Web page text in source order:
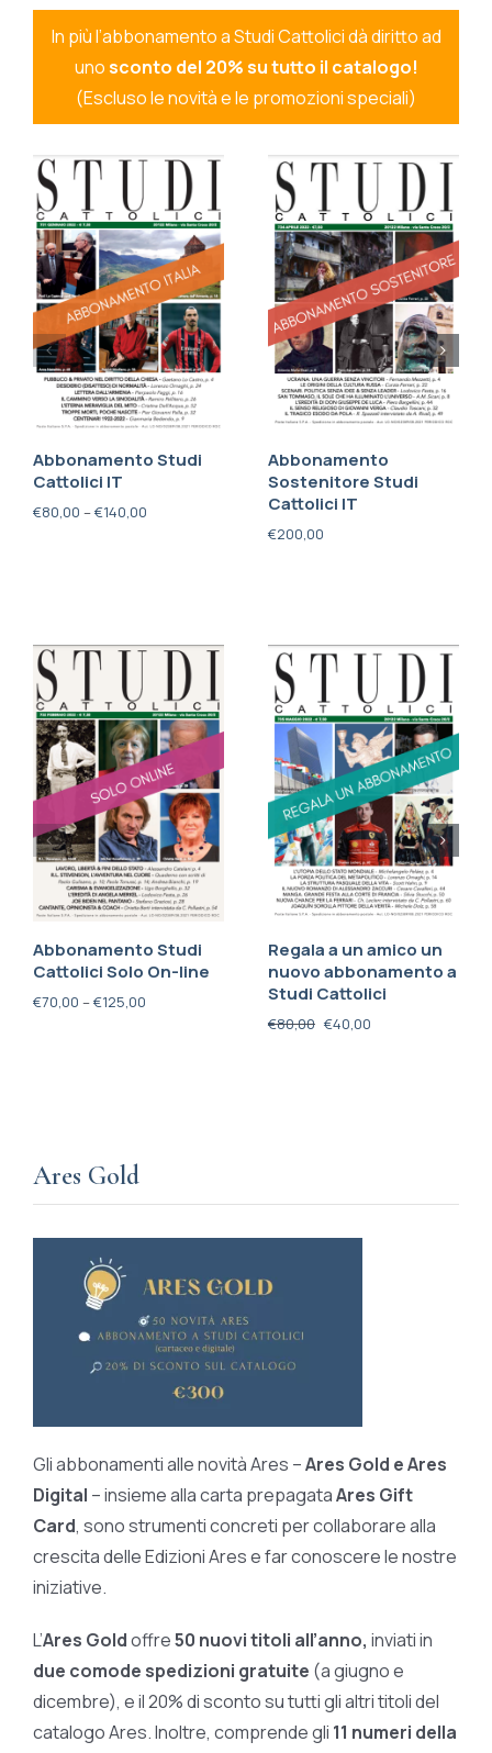
In più l’abbonamento a Studi Cattolici dà diritto ad
unosconto del 20% su tutto il catalogo!
(Escluso le novità e le promozioni speciali)
Abbonamento Studi
Cattolici IT
€80,00 –€140,00
Abbonamento
Sostenitore Studi
Cattolici IT
€200,00
Abbonamento Studi
Cattolici Solo On-line
€70,00 –€125,00
Regala a un amico un
nuovo abbonamento a
Studi Cattolici
€80,00 €40,00
Ares Gold
Gli abbonamenti alle novità Ares –Ares Gold e Ares
Digital – insieme alla carta prepagataAres Gift
Card, sono strumenti concreti per collaborare alla
crescita delle Edizioni Ares e far conoscere le nostre
iniziative.
L’Ares Goldoffre50 nuovi titoli all’anno, inviati in
due comode spedizioni gratuite (a giugno e
dicembre), e il 20% di sconto su tutti gli altri titoli del
catalogo Ares. Inoltre, comprende gli 11 numeri della